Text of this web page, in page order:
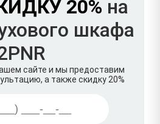
20% на
шкафа
сайте и мы предоставим
а также скидку 20%